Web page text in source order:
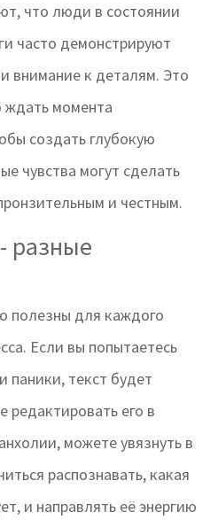
что люди в состоянии
часто демонстрируют
внимание к деталям. Это
ждать момента
создать глубокую
чувства могут сделать
и честным.
разные
полезны для каждого
Если вы попытаетесь
паники, текст будет
редактировать его в
можете увязнуть в
распознавать, какая
и направлять её энергию